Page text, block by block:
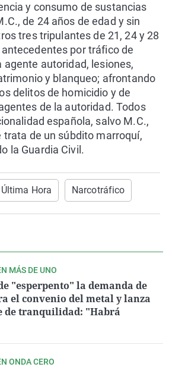
y consumo de sustancias
de 24 años de edad y sin
tres tripulantes de 21, 24 y 28
por tráfico de
agente autoridad, lesiones,
y blanqueo; afrontando
delitos de homicidio y de
de la autoridad. Todos
española, salvo M.C.,
trata de un súbdito marroquí,
la Guardia Civil.
Hora Narcotráfico
MÁS DE UNO
"esperpento" la demanda de
el convenio del metal y lanza
de tranquilidad: "Habrá
ONDA CERO